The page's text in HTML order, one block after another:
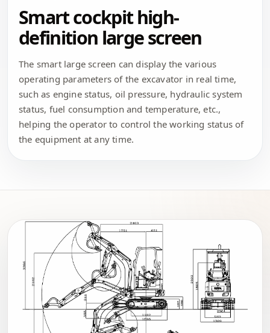
Smart cockpit high-
definition large screen
The smart large screen can display the various
operating parameters of the excavator in real time,
such as engine status, oil pressure, hydraulic system
status, fuel consumption and temperature, etc.,
helping the operator to control the working status of
the equipment at any time.